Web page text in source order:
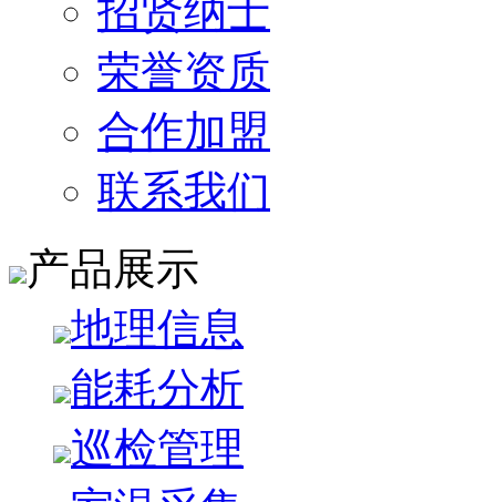
招贤纳士
荣誉资质
合作加盟
联系我们
产品展示
地理信息
能耗分析
巡检管理